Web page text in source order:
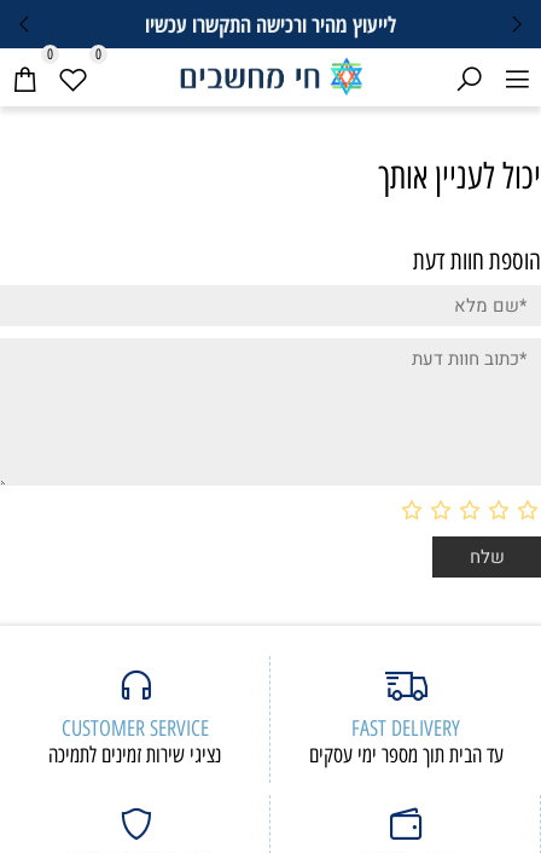
לייעוץ מהיר ורכישה התקשרו עכשיו
0 0
יכול לעניין אותך
הוספת חוות דעת
FAST DELIVERY
עד הבית תוך מספר ימי עסקים
CUSTOMER SERVICE
נציגי שירות זמינים לתמיכה